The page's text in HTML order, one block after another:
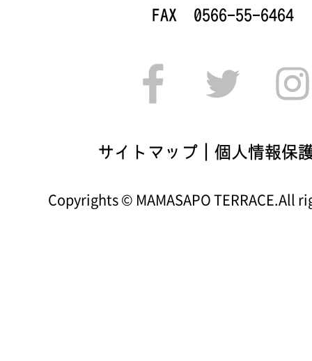
FAX 0566-55-6464
サイトマップ 個人情報保
Copyrights © MAMASAPO TERRACE.All